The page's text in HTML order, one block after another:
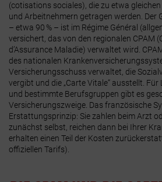
(cotisations sociales) , die zu etwa
und Arbeitnehmern getragen werden. Der
– etwa 90 % – ist im Régime Général
versichert, das von den regionalen CPAM
d’Assurance Maladie) verwaltet wird .
des nationalen
Versicherungsschuss verwaltet, die
vergibt und die „Carte Vitale“ ausstellt.
und bestimmte Berufsgruppen gibt es
Versicherungszweige. Das französische
Erstattungsprinzip: Sie zahlen beim Arzt
zunächst selbst, reichen dann bei Ihrer
erhalten einen Teil der Kosten
offiziellen Tarifs)